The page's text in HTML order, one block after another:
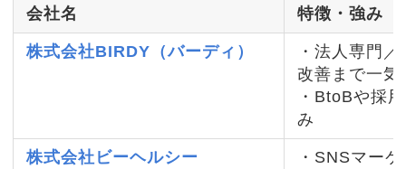
会社名 特徴・強み
株式会社BIRDY（バーディ）
・法人専門
改善まで一気
・BtoBや採
み
株式会社ビーヘルシー
・SNSマー